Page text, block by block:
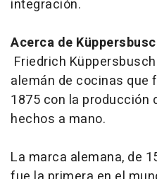
integración.
Acerca de
Friedrich
alemán de cocinas que
1875 con la producción
hechos a mano.
La marca alemana, de